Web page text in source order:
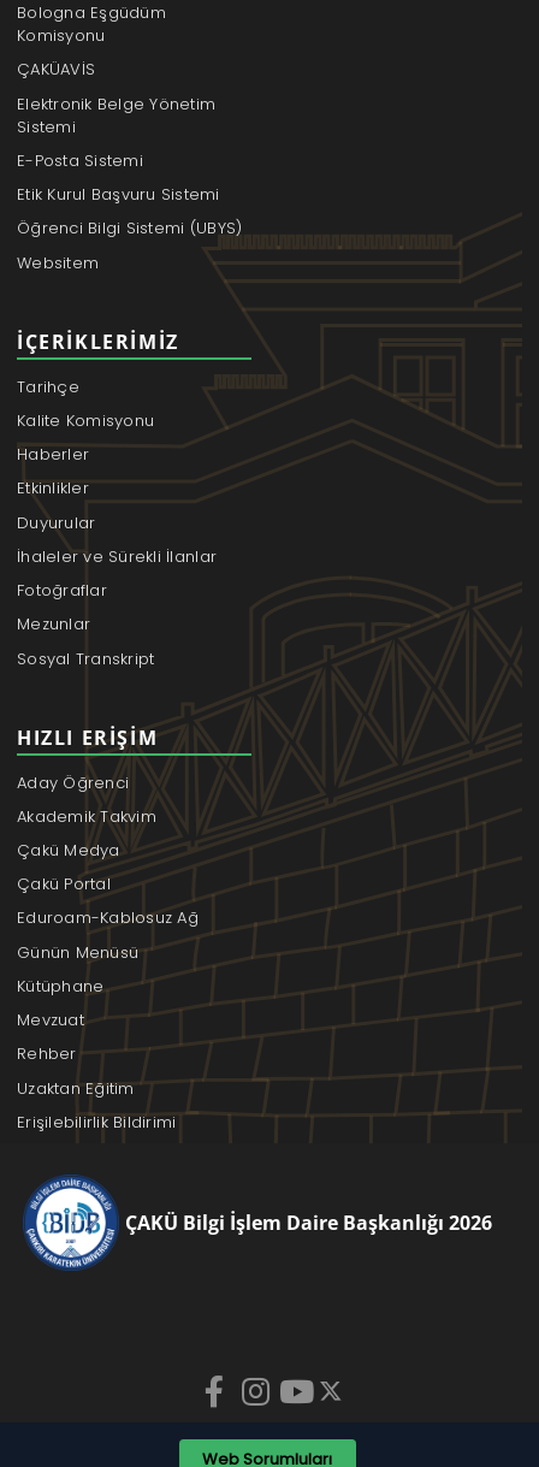
Bologna Eşgüdüm
Komisyonu
ÇAKÜAVİS
Elektronik Belge Yönetim
Sistemi
E-Posta Sistemi
Etik Kurul Başvuru Sistemi
Öğrenci Bilgi Sistemi (UBYS)
Websitem
İÇERIKLERIMIZ
Tarihçe
Kalite Komisyonu
Haberler
Etkinlikler
Duyurular
İhaleler ve Sürekli İlanlar
Fotoğraflar
Mezunlar
Sosyal Transkript
HIZLI ERIŞIM
Aday Öğrenci
Akademik Takvim
Çakü Medya
Çakü Portal
Eduroam-Kablosuz Ağ
Günün Menüsü
Kütüphane
Mevzuat
Rehber
Uzaktan Eğitim
Erişilebilirlik Bildirimi
ÇAKÜ Bilgi İşlem Daire Başkanlığı 2026
Web Sorumluları